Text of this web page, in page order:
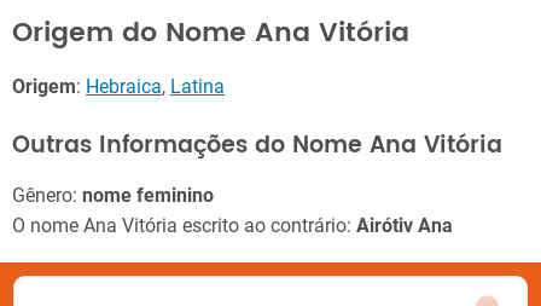
Origem do Nome Ana Vitória
Origem: Hebraica, Latina
Outras Informações do Nome Ana Vitória
Gênero: nome feminino
O nome Ana Vitória escrito ao contrário: Airótiv Ana